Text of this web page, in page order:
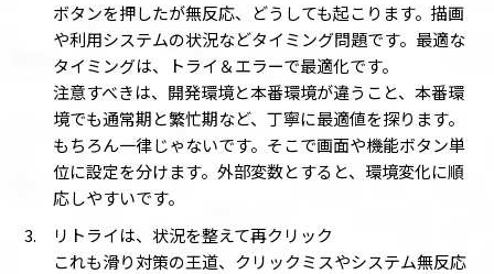
ボタンを押したが無反応、どうしても起こります。描画
や利用システムの状況などタイミング問題です。最適な
タイミングは、トライ＆エラーで最適化です。
注意すべきは、開発環境と本番環境が違うこと、本番環
境でも通常期と繁忙期など、丁寧に最適値を探ります。
もちろん一律じゃないです。そこで画面や機能ボタン単
位に設定を分けます。外部変数とすると、環境変化に順
応しやすいです。
リトライは、状況を整えて再クリック
これも滑り対策の王道、クリックミスやシステム無反応